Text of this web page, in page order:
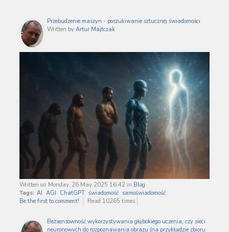
Przebudzenie maszyn - poszukiwanie sztucznej świadomości
Written by Artur Majtczak
Written on Monday, 26 May 2025 16:42 in Blog
Tags: AI AGI ChatGPT świadomość samoświadomość
Be the first to comment!
Read 10265 times
Bezsensowność wykorzystywania głębokiego uczenia, czy sieci
neuronowych do rozpoznawania obrazu (na przykładzie zbioru